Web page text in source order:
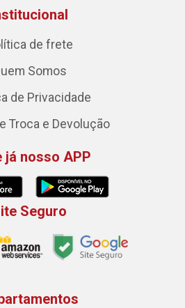
de frete
Somos
de Privacidade
Troca e Devolução
já nosso APP
Seguro